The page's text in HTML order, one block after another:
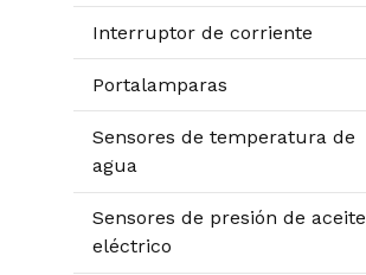
Interruptor de corriente
Portalamparas
Sensores de temperatura de
agua
Sensores de presión de aceite
eléctrico